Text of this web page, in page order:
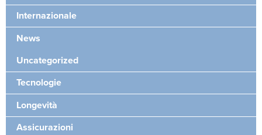
Internazionale
News
Uncategorized
Tecnologie
Longevità
Assicurazioni